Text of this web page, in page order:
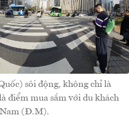
sôi động, không chỉ là
điểm mua sắm với du khách
(Đ.M).